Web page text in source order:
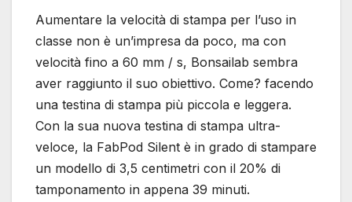
Aumentare la velocità di stampa per l’uso in
classe non è un’impresa da poco, ma con
velocità fino a 60 mm / s, Bonsailab sembra
aver raggiunto il suo obiettivo. Come? facendo
una testina di stampa più piccola e leggera.
Con la sua nuova testina di stampa ultra-
veloce, la FabPod Silent è in grado di stampare
un modello di 3,5 centimetri con il 20% di
tamponamento in appena 39 minuti.